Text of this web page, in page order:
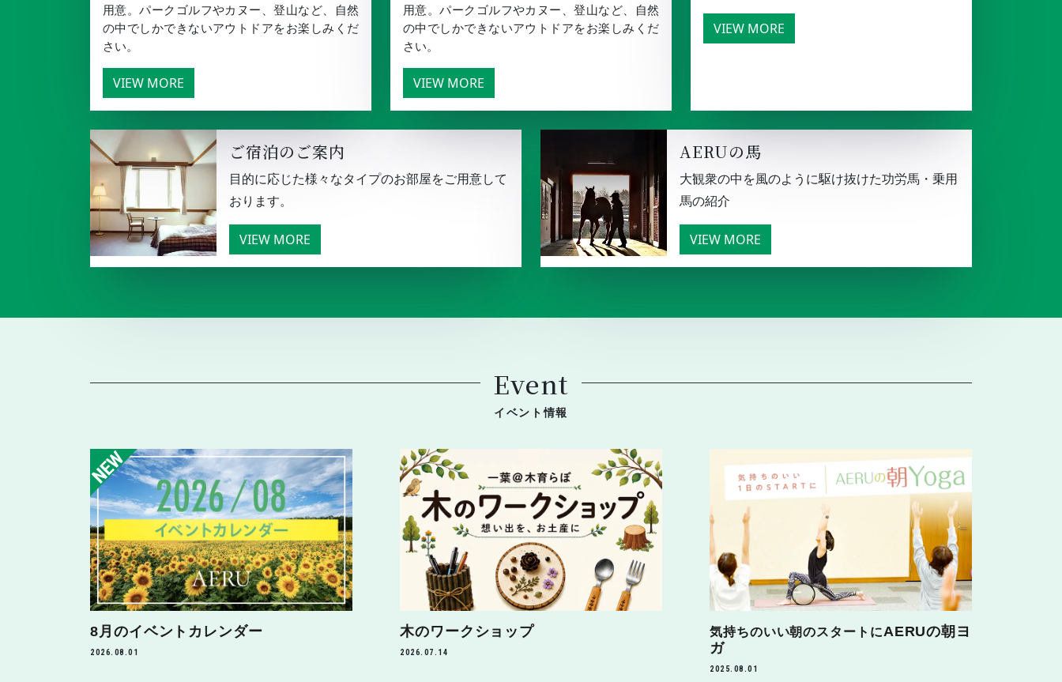
用意。パークゴルフやカヌー、登山など、自然
の中でしかできないアウトドアをお楽しみくだ
さい。
VIEW MORE
用意。パークゴルフやカヌー、登山など、自然
の中でしかできないアウトドアをお楽しみくだ
さい。
VIEW MORE
VIEW MORE
ご宿泊のご案内
目的に応じた様々なタイプのお部屋をご用意して
おります。
VIEW MORE
AERUの馬
大観衆の中を風のように駆け抜けた功労馬・乗用
馬の紹介
VIEW MORE
Event
イベント情報
8月のイベントカレンダー
2026.08.01
木のワークショップ
2026.07.14
気持ちのいい朝のスタートにAERUの朝ヨ
ガ
2025.08.01